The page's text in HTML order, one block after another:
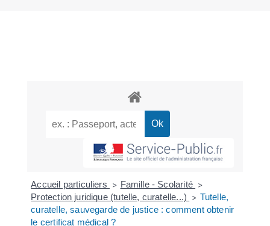
Accueil particuliers > Famille - Scolarité >
Protection juridique (tutelle, curatelle...) > Tutelle,
curatelle, sauvegarde de justice : comment obtenir
le certificat médical ?